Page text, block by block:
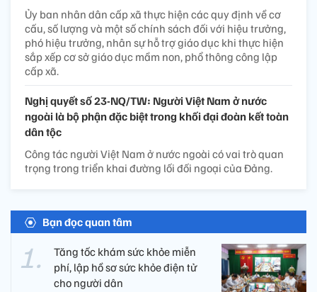
Ủy ban nhân dân cấp xã thực hiện các quy định về cơ
cấu, số lượng và một số chính sách đối với hiệu trưởng,
phó hiệu trưởng, nhân sự hỗ trợ giáo dục khi thực hiện
sắp xếp cơ sở giáo dục mầm non, phổ thông công lập
cấp xã.
Nghị quyết số 23-NQ/TW: Người Việt Nam ở nước
ngoài là bộ phận đặc biệt trong khối đại đoàn kết toàn
dân tộc
Công tác người Việt Nam ở nước ngoài có vai trò quan
trọng trong triển khai đường lối đối ngoại của Đảng.
Bạn đọc quan tâm
Tăng tốc khám sức khỏe miễn
phí, lập hồ sơ sức khỏe điện tử
cho người dân